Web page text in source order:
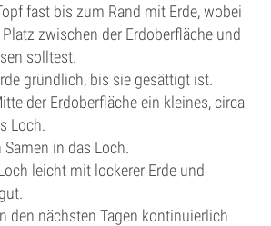
fast bis zum Rand mit Erde, wobei
zwischen der Erdoberfläche und
solltest.
gründlich, bis sie gesättigt ist.
der Erdoberfläche ein kleines, circa
Loch.
Samen in das Loch.
leicht mit lockerer Erde und
den nächsten Tagen kontinuierlich